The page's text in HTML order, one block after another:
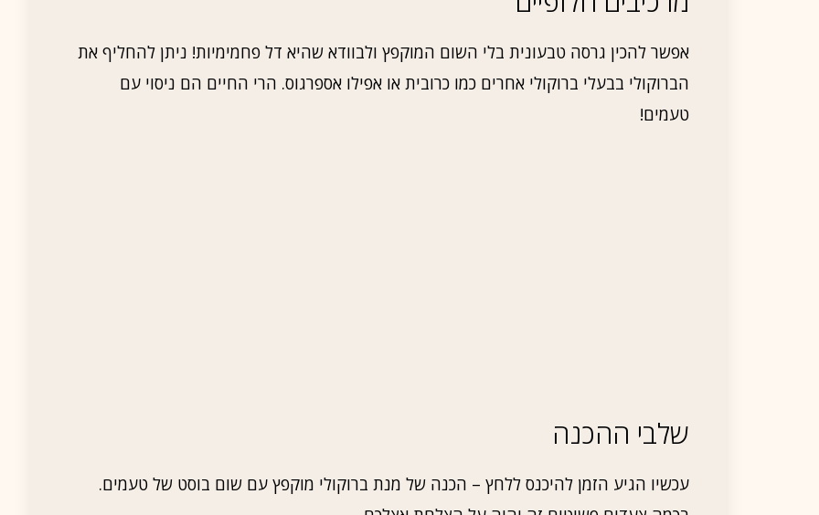
אפשר להכין גרסה טבעונית בלי השום המוקפץ ולבוודא שהיא דל פחמימיות! ניתן להחליף את
הברוקולי בבעלי ברוקולי אחרים כמו כרובית או אפילו אספרגוס. הרי החיים הם ניסוי עם
טעמים!
שלבי ההכנה
עכשיו הגיע הזמן להיכנס ללחץ – הכנה של מנת ברוקולי מוקפץ עם שום בוסט של טעמים.